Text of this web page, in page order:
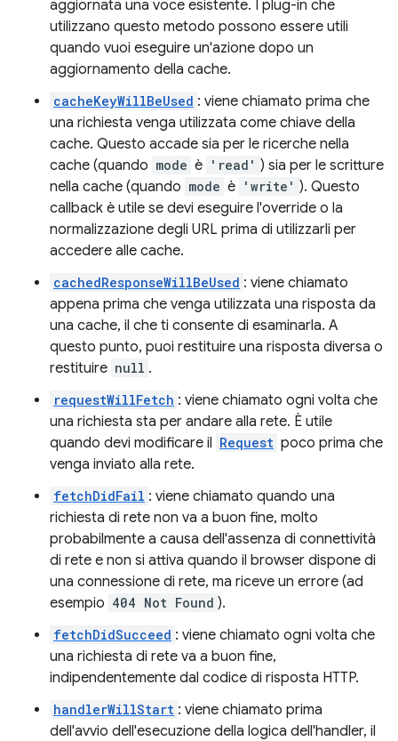
aggiornata una voce esistente. I plug-in che
utilizzano questo metodo possono essere utili
quando vuoi eseguire un'azione dopo un
aggiornamento della cache.
cacheKeyWillBeUsed : viene chiamato prima che
una richiesta venga utilizzata come chiave della
cache. Questo accade sia per le ricerche nella
cache (quando mode è 'read' ) sia per le scritture
nella cache (quando mode è 'write' ). Questo
callback è utile se devi eseguire l'override o la
normalizzazione degli URL prima di utilizzarli per
accedere alle cache.
cachedResponseWillBeUsed : viene chiamato
appena prima che venga utilizzata una risposta da
una cache, il che ti consente di esaminarla. A
questo punto, puoi restituire una risposta diversa o
restituire null .
requestWillFetch : viene chiamato ogni volta che
una richiesta sta per andare alla rete. È utile
quando devi modificare il Request poco prima che
venga inviato alla rete.
fetchDidFail : viene chiamato quando una
richiesta di rete non va a buon fine, molto
probabilmente a causa dell'assenza di connettività
di rete e non si attiva quando il browser dispone di
una connessione di rete, ma riceve un errore (ad
esempio 404 Not Found ).
fetchDidSucceed : viene chiamato ogni volta che
una richiesta di rete va a buon fine,
indipendentemente dal codice di risposta HTTP.
handlerWillStart : viene chiamato prima
dell'avvio dell'esecuzione della logica dell'handler, il